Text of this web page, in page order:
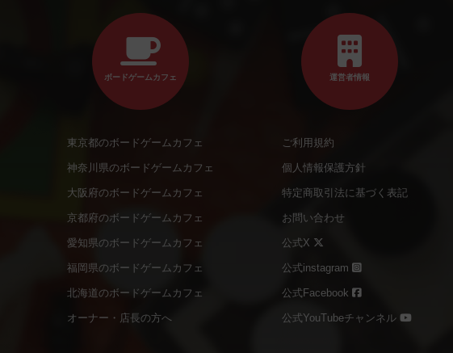
ボードゲームカフェ
東京都のボードゲームカフェ
神奈川県のボードゲームカフェ
大阪府のボードゲームカフェ
京都府のボードゲームカフェ
愛知県のボードゲームカフェ
福岡県のボードゲームカフェ
北海道のボードゲームカフェ
オーナー・店長の方へ
運営者情報
ご利用規約
個人情報保護方針
特定商取引法に基づく表記
お問い合わせ
公式X
公式instagram
公式Facebook
公式YouTubeチャンネル